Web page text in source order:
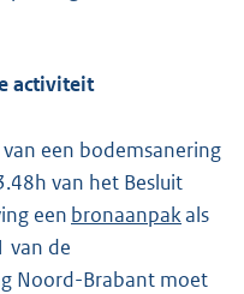
activiteit
een bodemsanering
van het Besluit
een bronaanpakals
van de
Noord-Brabant moet